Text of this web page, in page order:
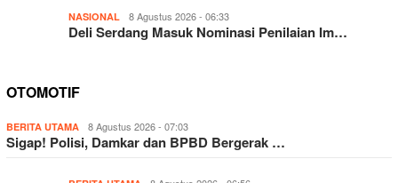
NASIONAL 8 Agustus 2026 - 06:33
Deli Serdang Masuk Nominasi Penilaian Im…
OTOMOTIF
BERITA UTAMA 8 Agustus 2026 - 07:03
Sigap! Polisi, Damkar dan BPBD Bergerak …